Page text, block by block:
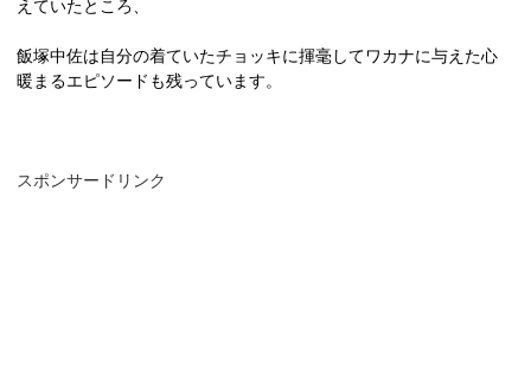
えていたところ、
飯塚中佐は自分の着ていたチョッキに揮毫してワカナに与えた心
暖まるエピソードも残っています。
スポンサードリンク